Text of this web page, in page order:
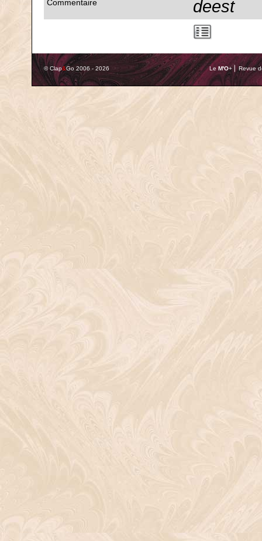
Commentaire deest
© Clap&Go 2006 - 2026 Le M'O+ ⎢ Revue